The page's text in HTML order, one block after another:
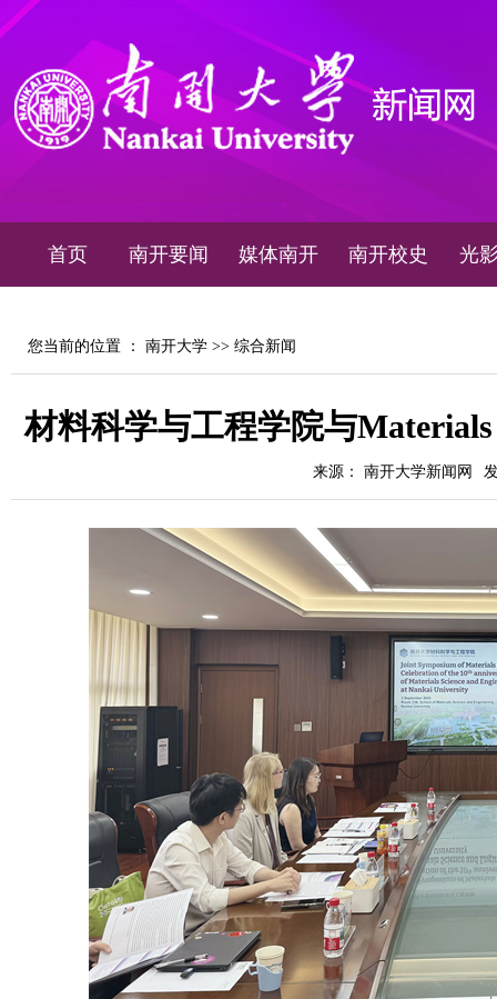
首页 南开要闻 媒体南开 南开校史 光
您当前的位置 ： 南开大学 >> 综合新闻
材料科学与工程学院与
来源： 南开大学新闻网